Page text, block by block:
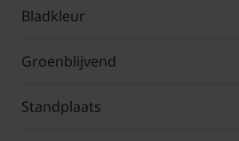
Bladkleur
Groenblijvend
Standplaats